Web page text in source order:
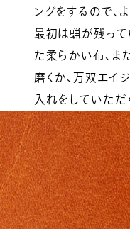
ングをするので、
最初は蝋が残って
た柔らかい布、ま
磨くか、万双エイ
入れをしていただ